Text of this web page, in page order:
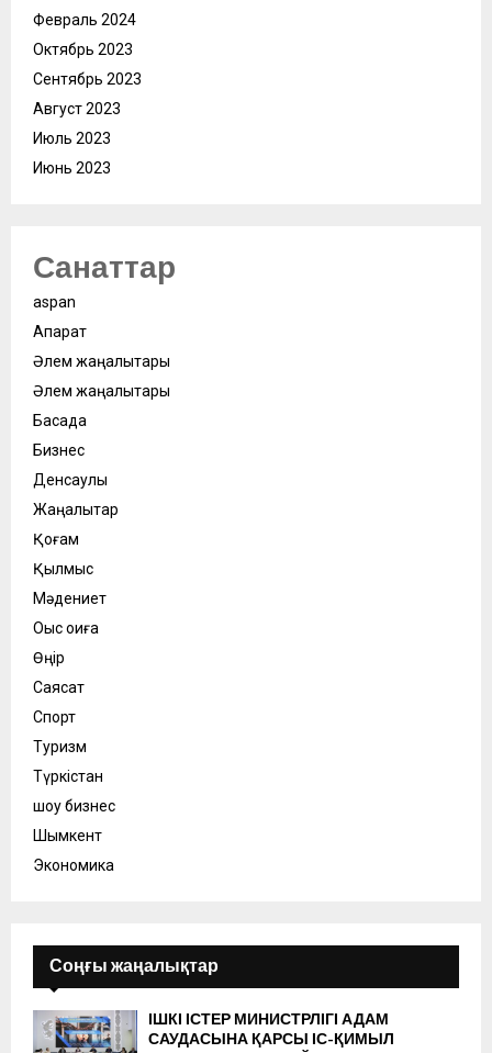
Февраль 2024
Октябрь 2023
Сентябрь 2023
Август 2023
Июль 2023
Июнь 2023
Санаттар
aspan
Ақпарат
Әлем жаңалықтары
Әлем жаңалықтары
Басқада
Бизнес
Денсаулық
Жаңалықтар
Қоғам
Қылмыс
Мәдениет
Оқыс оқиға
Өңір
Саясат
Спорт
Туризм
Түркістан
шоу бизнес
Шымкент
Экономика
Соңғы жаңалықтар
ІШКІ ІСТЕР МИНИСТРЛІГІ АДАМ
САУДАСЫНА ҚАРСЫ ІС-ҚИМЫЛ